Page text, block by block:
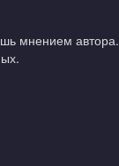
мнением автора.